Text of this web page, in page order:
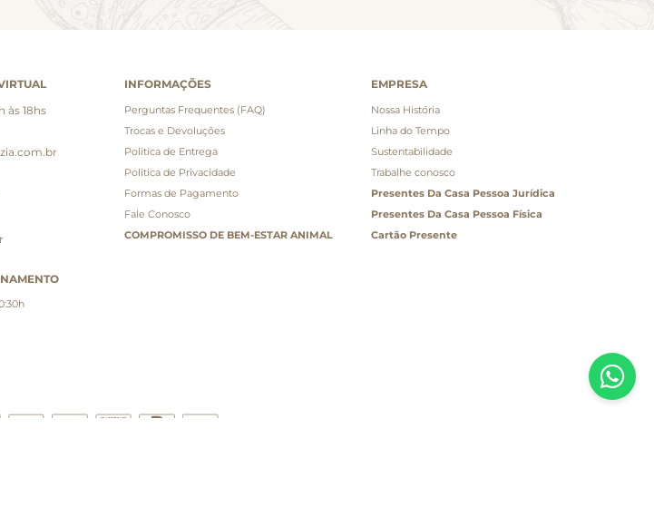
às 18hs
INFORMAÇÕES
Perguntas Frequentes (FAQ)
Trocas e Devoluções
Politica de Entrega
Politica de Privacidade
Formas de Pagamento
Fale Conosco
COMPROMISSO DE BEM-ESTAR ANIMAL
EMPRESA
Nossa História
Linha do Tempo
Sustentabilidade
Trabalhe conosco
Presentes Da Casa Pessoa Jurídica
Presentes Da Casa Pessoa Física
Cartão Presente